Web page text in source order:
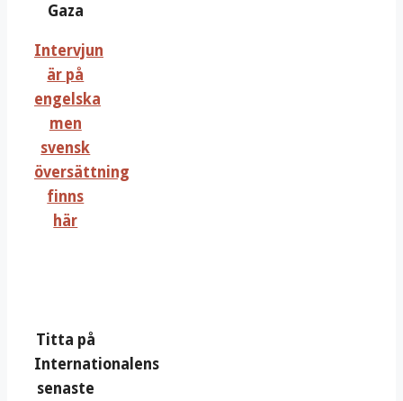
Gaza
Intervjun
är på
engelska
men
svensk
översättning
finns
här
Titta på
Internationalens
senaste